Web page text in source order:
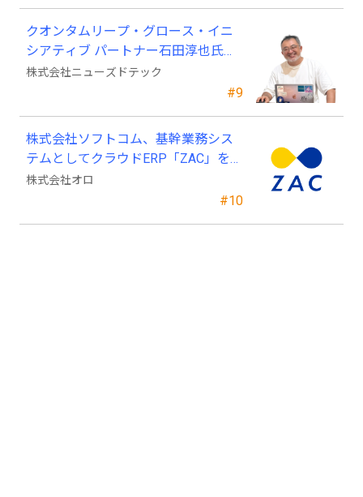
#9
クオンタムリープ・グロース・イニ
シアティブ パートナー石田淳也氏が
ニューズドテックの戦略顧問に就任
株式会社ニューズドテック
#10
株式会社ソフトコム、基幹業務シス
テムとしてクラウドERP「ZAC」を採
用
株式会社オロ